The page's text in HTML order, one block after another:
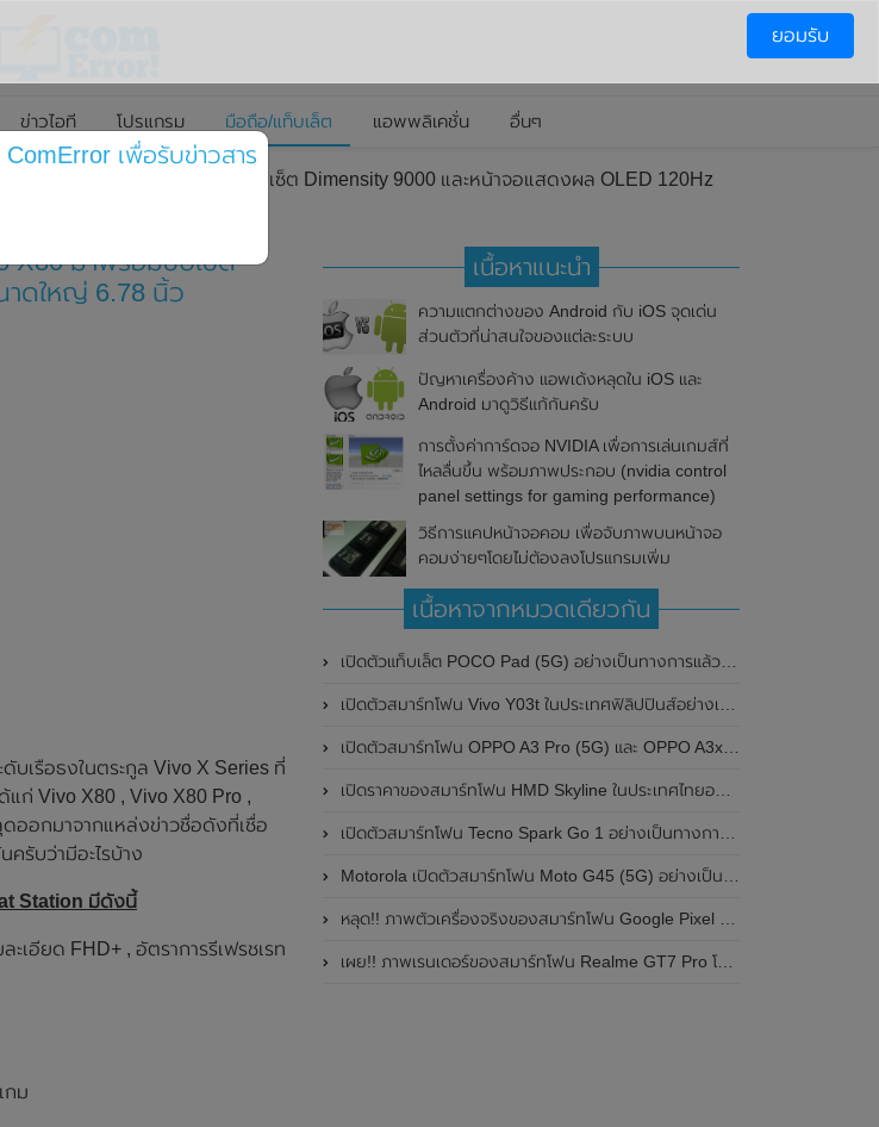
ข่าวไอที โปรแกรม มือถือ/แท็บเล็ต แอพพลิเคชั่น อื่นๆ
ะดับเรือธง Vivo X80 มาพร้อมชิปเซ็ต Dimensity 9000 และหน้าจอแสดงผล OLED 120Hz
X80 มาพร้อมชิปเซ็ต
าดใหญ่ 6.78 นิ้ว
บเรือธงในตระกูล Vivo X Series ที่
แก่ Vivo X80 , Vivo X80 Pro ,
ดออกมาจากแหล่งข่าวชื่อดังที่เชื่อ
รับว่ามีอะไรบ้าง
Station มีดังนี้
เอียด FHD+ , อัตราการรีเฟรชเรท
กม
เนื้อหาแนะนำ
ความแตกต่างของ Android กับ iOS จุดเด่น
ส่วนตัวที่น่าสนใจของแต่ละระบบ
ปัญหาเครื่องค้าง แอพเด้งหลุดใน iOS และ
Android มาดูวิธีแก้กันครับ
การตั้งค่าการ์ดจอ NVIDIA เพื่อการเล่นเกมส์ที่
ไหลลื่นขึ้น พร้อมภาพประกอบ (nvidia control
panel settings for gaming performance)
วิธีการแคปหน้าจอคอม เพื่อจับภาพบนหน้าจอ
คอมง่ายๆโดยไม่ต้องลงโปรแกรมเพิ่ม
เนื้อหาจากหมวดเดียวกัน
เปิดตัวแท็บเล็ต POCO Pad (5G) อย่างเป็นทางการแล้วในประเทศอินเดีย มาพร้อมชิปเซ็ต Snapdragon 7s Gen 2 ของ Qualcomm และรองรับเครือข่าย 5G
เปิดตัวสมาร์ทโฟน Vivo Y03t ในประเทศฟิลิปปินส์อย่างเป็นทางการแล้ว มาพร้อมชิปเซ็ต Unisoc T612 , กล้องหลัง ความละเอียด 13MP , แบตเตอรี่ 5,000mAh และหน้าจอแสดงผล LCD / 90Hz
เปิดตัวสมาร์ทโฟน OPPO A3 Pro (5G) และ OPPO A3x ในประเทศไทยอย่างเป็นทางการแล้ว ในราคาเริ่มต้นเพียง 3,999 บาท
เปิดราคาของสมาร์ทโฟน HMD Skyline ในประเทศไทยอย่างเป็นทางการแล้ว ราคา 14,990 บาท
เปิดตัวสมาร์ทโฟน Tecno Spark Go 1 อย่างเป็นทางการแล้ว มาพร้อมหน้าจอแสดงผล LCD / 120Hz , แบตเตอรี่ 5,000mAh และใช้ชิปเซ็ต Unisoc
Motorola เปิดตัวสมาร์ทโฟน Moto G45 (5G) อย่างเป็นทางการแล้วในอินเดีย
หลุด!! ภาพตัวเครื่องจริงของสมาร์ทโฟน Google Pixel 9a โชว์ดีไซน์ใหม่ กล้องหลังแบนราบ ไม่มีกรอบของกล้องแล้ว
เผย!! ภาพเรนเดอร์ของสมาร์ทโฟน Realme GT7 Pro โชว์ให้เห็นดีไซน์ใหม่ พร้อมเผยรายละเอียดสเปกที่สำคัญบางส่วน
ยอมรับ
เพื่อรับข่าวสาร